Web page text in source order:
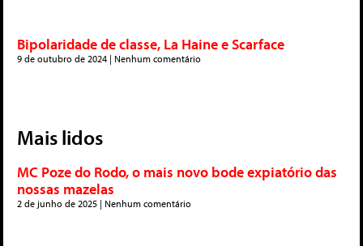
Bipolaridade de classe, La Haine e Scarface
9 de outubro de 2024 Nenhum comentário
Mais lidos
MC Poze do Rodo, o mais novo bode expiatório das
nossas mazelas
2 de junho de 2025 Nenhum comentário